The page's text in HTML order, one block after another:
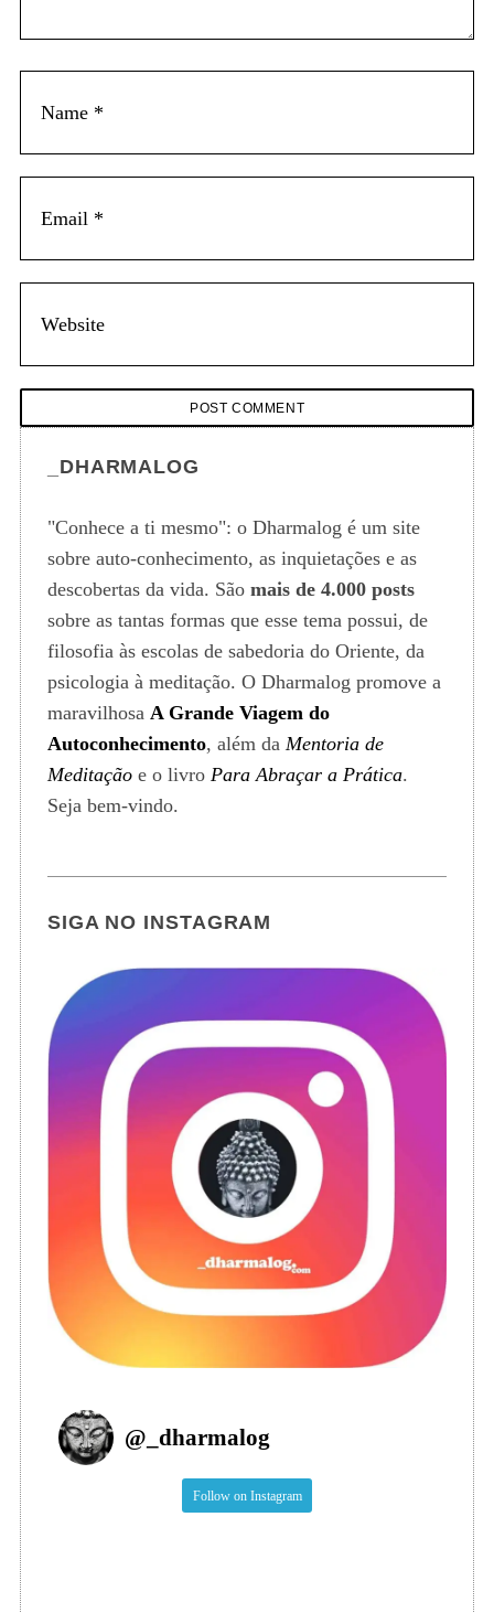
_DHARMALOG
"Conhece a ti mesmo": o Dharmalog é um site
sobre auto-conhecimento, as inquietações e as
descobertas da vida. São mais de 4.000 posts
sobre as tantas formas que esse tema possui, de
filosofia às escolas de sabedoria do Oriente, da
psicologia à meditação. O Dharmalog promove a
maravilhosa A Grande Viagem do
Autoconhecimento, além da Mentoria de
Meditaçãoe o livro Para Abraçar a Prática.
Seja bem-vindo.
SIGA NO INSTAGRAM
@ _dharmalog
Follow on Instagram